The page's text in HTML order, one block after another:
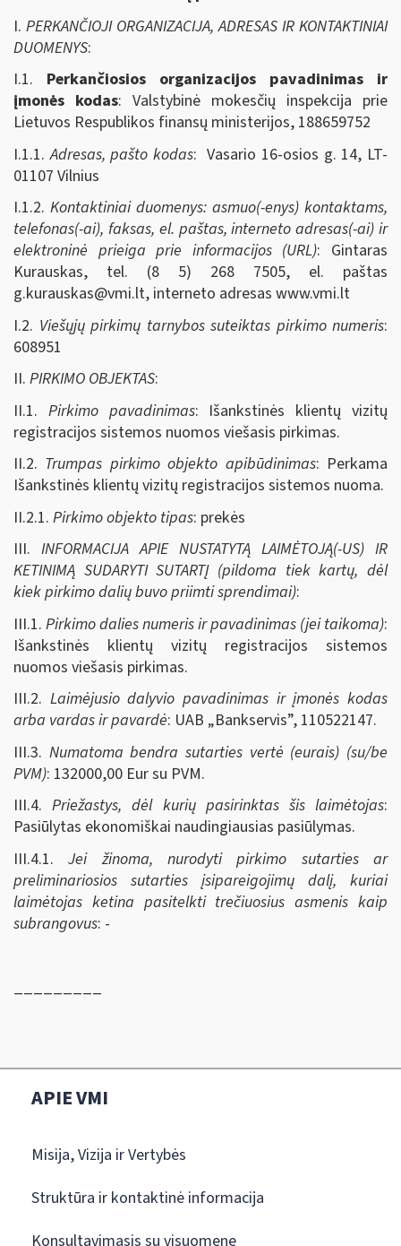
I. PERKANČIOJI ORGANIZACIJA, ADRESAS IR KONTAKTINIAI
DUOMENYS:
I.1. Perkančiosios organizacijos pavadinimas ir
įmonės kodas: Valstybinė mokesčių inspekcija prie
Lietuvos Respublikos finansų ministerijos, 188659752
I.1.1.Adresas, pašto kodas: Vasario 16-osios g. 14, LT-
01107 Vilnius
I.1.2. Kontaktiniai duomenys: asmuo(-enys) kontaktams,
telefonas(-ai), faksas, el. paštas, interneto adresas(-ai) ir
elektroninė prieiga prie informacijos (URL): Gintaras
Kurauskas, tel. (8 5) 268 7505, el. paštas
g.kurauskas@vmi.lt, interneto adresas www.vmi.lt
I.2. Viešųjų pirkimų tarnybos suteiktas pirkimo numeris:
608951
II. PIRKIMO OBJEKTAS:
II.1. Pirkimo pavadinimas: Išankstinės klientų vizitų
registracijos sistemos nuomos viešasis pirkimas.
II.2. Trumpas pirkimo objekto apibūdinimas: Perkama
Išankstinės klientų vizitų registracijos sistemos nuoma.
II.2.1. Pirkimo objekto tipas: prekės
III. INFORMACIJA APIE NUSTATYTĄ LAIMĖTOJĄ(-US) IR
KETINIMĄ SUDARYTI SUTARTĮ (pildoma tiek kartų, dėl
kiek pirkimo dalių buvo priimti sprendimai):
III.1. Pirkimo dalies numeris ir pavadinimas (jei taikoma):
Išankstinės klientų vizitų registracijos sistemos
nuomos viešasis pirkimas.
III.2. Laimėjusio dalyvio pavadinimas ir įmonės kodas
arba vardas ir pavardė: UAB „Bankservis”, 110522147.
III.3. Numatoma bendra sutarties vertė (eurais) (su/be
PVM): 132000,00 Eur su PVM.
III.4.Priežastys, dėl kurių pasirinktas šis laimėtojas:
Pasiūlytas ekonomiškai naudingiausias pasiūlymas.
III.4.1.Jei žinoma, nurodyti pirkimo sutarties ar
preliminariosios sutarties įsipareigojimų dalį, kuriai
laimėtojas ketina pasitelkti trečiuosius asmenis kaip
subrangovus: -
APIE VMI
Misija, Vizija ir Vertybės
Struktūra ir kontaktinė informacija
Konsultavimasis su visuomene